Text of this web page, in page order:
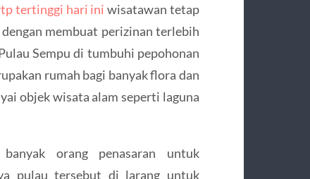
tertinggi hari ini wisatawan tetap
membuat perizinan terlebih
Sempu di tumbuhi pepohonan
rumah bagi banyak flora dan
objek wisata alam seperti laguna
orang penasaran untuk
pulau tersebut di larang untuk